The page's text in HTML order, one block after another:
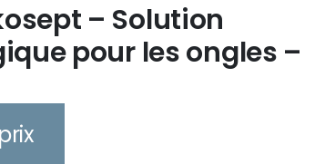
– Solution
pour les ongles –